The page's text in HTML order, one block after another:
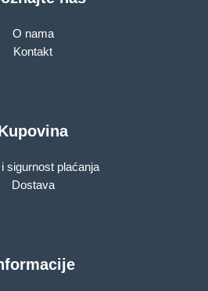
O nama
Kontakt
sigurnost plaćanja
Dostava